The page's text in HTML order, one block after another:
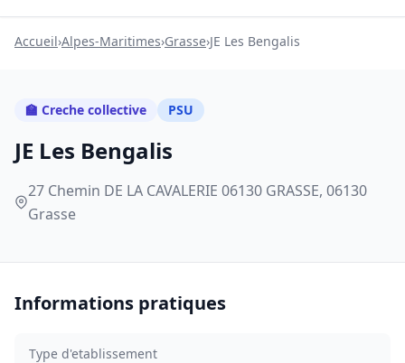
Accueil›Alpes-Maritimes›Grasse›JE Les Bengalis
🏫 Creche collective PSU
JE Les Bengalis
27 Chemin DE LA CAVALERIE 06130 GRASSE, 06130
Grasse
Informations pratiques
Type d'etablissement